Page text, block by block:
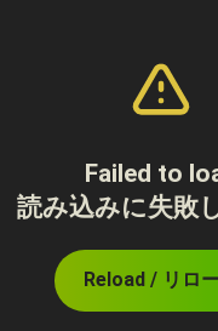
Failed to
読み込みに失敗
Reload / リロ